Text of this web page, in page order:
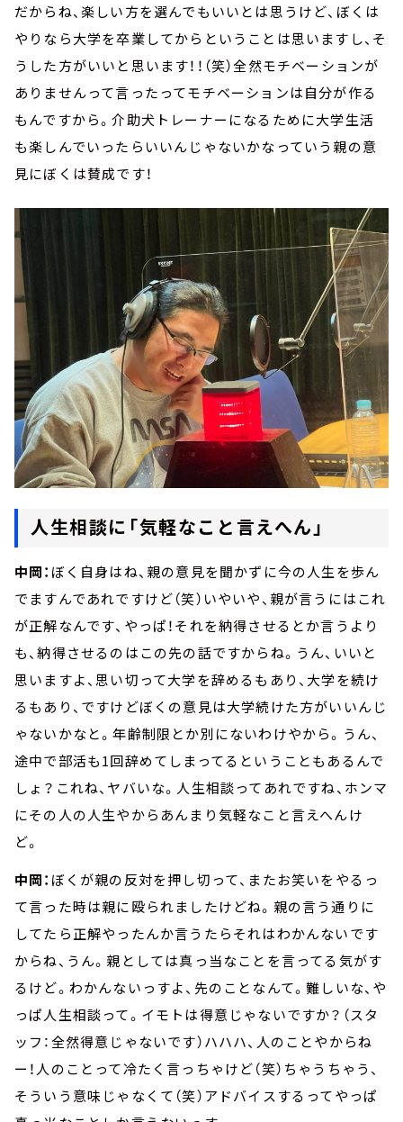
だからね、楽しい方を選んでもいいとは思うけど、ぼくは
やりなら大学を卒業してからということは思いますし、そ
うした方がいいと思います！！（笑）全然モチベーションが
ありませんって言ったってモチベーションは自分が作る
もんですから。介助犬トレーナーになるために大学生活
も楽しんでいったらいいんじゃないかなっていう親の意
見にぼくは賛成です！
人生相談に「気軽なこと言えへん」
中岡： ぼく自身はね、親の意見を聞かずに今の人生を歩ん
でますんであれですけど（笑）いやいや、親が言うにはこれ
が正解なんです、やっぱ！それを納得させるとか言うより
も、納得させるのはこの先の話ですからね。うん、いいと
思いますよ、思い切って大学を辞めるもあり、大学を続け
るもあり、ですけどぼくの意見は大学続けた方がいいんじ
ゃないかなと。年齢制限とか別にないわけやから。うん、
途中で部活も1回辞めてしまってるということもあるんで
しょ？これね、ヤバいな。人生相談ってあれですね、ホンマ
にその人の人生やからあんまり気軽なこと言えへんけ
ど。
中岡： ぼくが親の反対を押し切って、またお笑いをやるっ
て言った時は親に殴られましたけどね。親の言う通りに
してたら正解やったんか言うたらそれはわかんないです
からね、うん。親としては真っ当なことを言ってる気がす
るけど。わかんないっすよ、先のことなんて。難しいな、や
っぱ人生相談って。イモトは得意じゃないですか？（スタ
ッフ：全然得意じゃないです）ハハハ、人のことやからね
ー！人のことって冷たく言っちゃけど（笑）ちゃうちゃう、
そういう意味じゃなくて（笑）アドバイスするってやっぱ